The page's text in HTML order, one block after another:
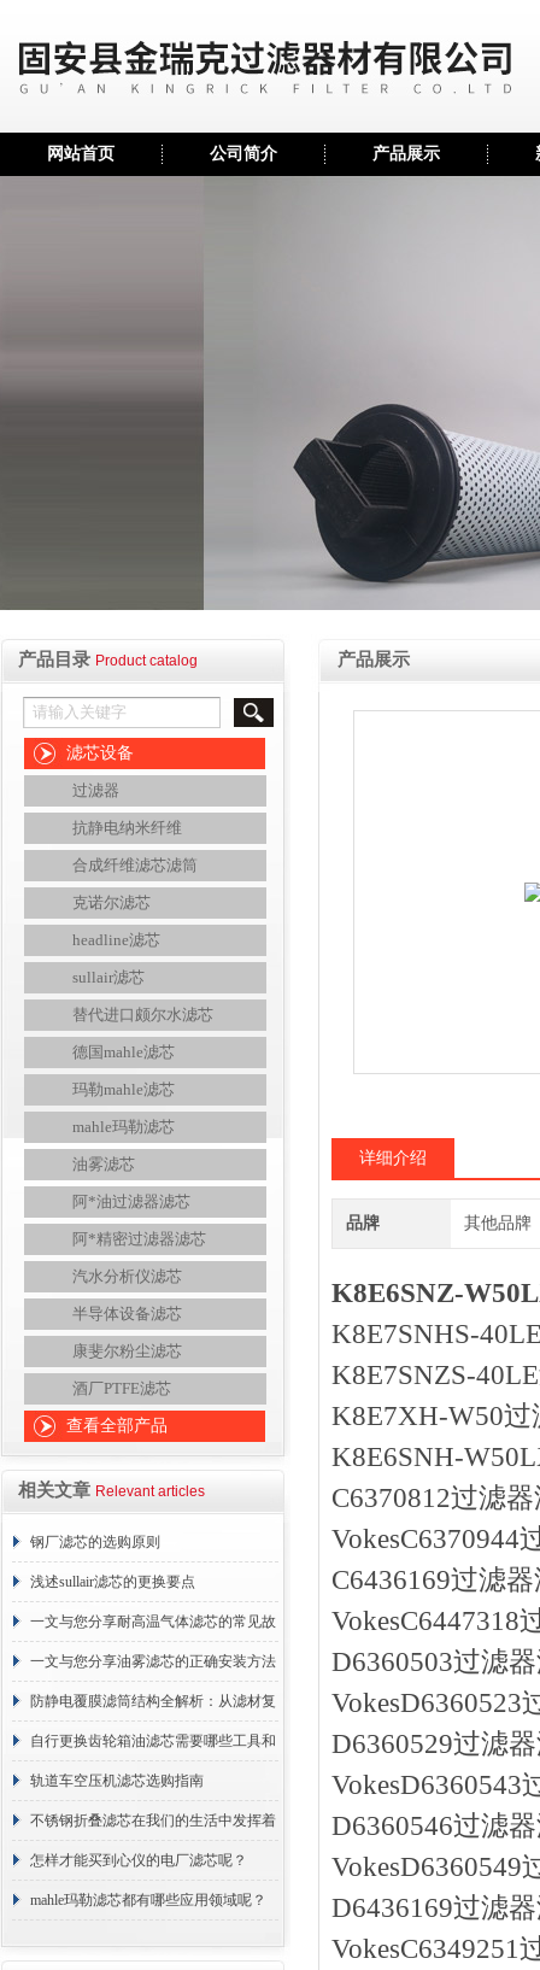
网站首页 公司简介 产品展示
产品目录 Product catalog
滤芯设备
过滤器
抗静电纳米纤维
合成纤维滤芯滤筒
克诺尔滤芯
headline滤芯
sullair滤芯
替代进口颇尔水滤芯
德国mahle滤芯
玛勒mahle滤芯
mahle玛勒滤芯
油雾滤芯
阿*油过滤器滤芯
阿*精密过滤器滤芯
汽水分析仪滤芯
半导体设备滤芯
康斐尔粉尘滤芯
酒厂PTFE滤芯
查看全部产品
相关文章 Relevant articles
钢厂滤芯的选购原则
浅述sullair滤芯的更换要点
一文与您分享耐高温气体滤芯的常见故
障相应解决方法
一文与您分享油雾滤芯的正确安装方法
防静电覆膜滤筒结构全解析：从滤材复
合到整体成型
自行更换齿轮箱油滤芯需要哪些工具和
材料？
轨道车空压机滤芯选购指南
不锈钢折叠滤芯在我们的生活中发挥着
哪些作用呢？
怎样才能买到心仪的电厂滤芯呢？
mahle玛勒滤芯都有哪些应用领域呢？
产品展示
详细介绍
品牌 其他品牌
K8E6SNZ-
K8E7SNHS-
K8E7SNZS-
K8E7XH-W50
K8E6SNH-
C6370812过滤
VokesC6370944
C6436169过滤
VokesC6447318
D6360503过滤
VokesD6360523
D6360529过滤
VokesD6360543
D6360546过滤
VokesD6360549
D6436169过滤
VokesC6349251